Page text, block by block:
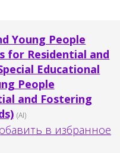
Young People
for Residential and
Educational
People
and Fostering
(AI)